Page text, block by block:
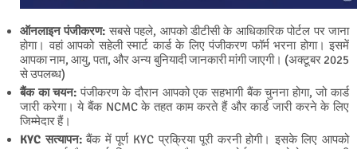
ऑनलाइन पंजीकरण:सबसे पहले, आपको डीटीसी के आधिकारिक पोर्टल पर जाना
होगा। वहां आपको सहेली स्मार्ट कार्ड के लिए पंजीकरण फॉर्म भरना होगा। इसमें
आपका नाम, आयु, पता, और अन्य बुनियादी जानकारी मांगी जाएगी। (अक्टूबर 2025
से उपलब्ध)
बैंक का चयन: पंजीकरण के दौरान आपको एक सहभागी बैंक चुनना होगा, जो कार्ड
जारी करेगा। ये बैंक NCMC के तहत काम करते हैं और कार्ड जारी करने के लिए
जिम्मेदार हैं।
KYC सत्यापन:बैंक में पूर्ण KYC प्रक्रिया पूरी करनी होगी। इसके लिए आपको